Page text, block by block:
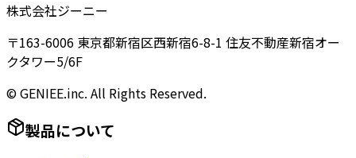
株式会社ジーニー
〒163-6006 東京都新宿区西新宿6-8-1 住友不動産新宿オー
クタワー5/6F
© GENIEE.inc. All Rights Reserved.
製品について